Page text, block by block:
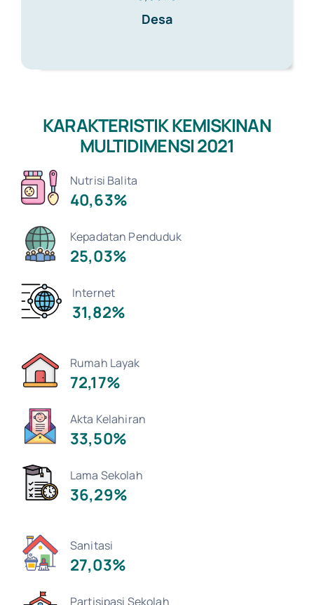
Desa
KARAKTERISTIK KEMISKINAN
MULTIDIMENSI 2021
Nutrisi Balita
40,63%
Kepadatan Penduduk
25,03%
Internet
31,82%
Rumah Layak
72,17%
Akta Kelahiran
33,50%
Lama Sekolah
36,29%
Sanitasi
27,03%
Partisipasi Sekolah